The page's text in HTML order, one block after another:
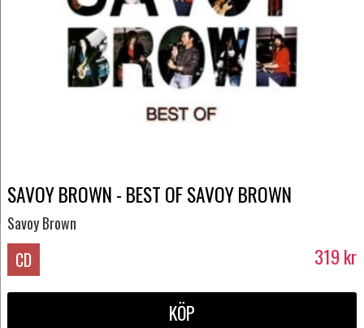
SAVOY BROWN - BEST OF SAVOY BROWN
Savoy Brown
CD 319 kr
KÖP